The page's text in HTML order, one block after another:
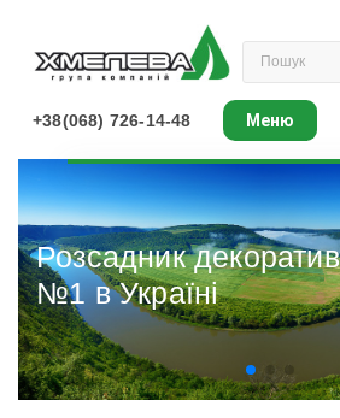
+38(068) 726-14-48 Меню
Листяні
Хвойні
Ліани
Багаторічники